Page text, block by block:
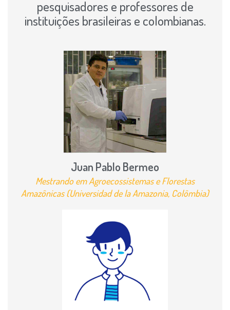
pesquisadores e professores de
instituições brasileiras e colombianas.
Juan Pablo Bermeo
Mestrando em Agroecossistemas e Florestas
Amazônicas (Universidad de la Amazonia, Colômbia)